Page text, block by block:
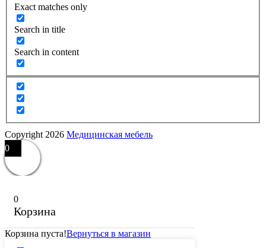
Exact matches only
Search in title
Search in content
Copyright 2026 Медицинская мебель
0
0
Корзина
Корзина пуста!Вернуться в магазин